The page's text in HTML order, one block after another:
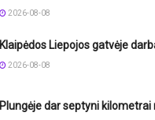
2026-08-08
Klaipėdos Liepojos gatvėje
2026-08-08
Plungėje dar septyni